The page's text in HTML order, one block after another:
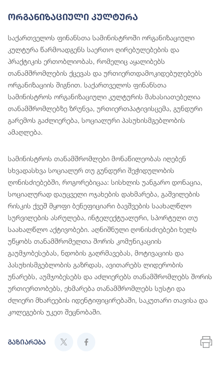
Ორგანიზაციული Კულტურა
საქართველოს ფინანსთა სამინისტროში ორგანიზაციული
კულტურა წარმოადგენს საერთო ღირებულებების და
პრაქტიკის ერთობლიობას, რომელიც აყალიბებს
თანამშრომლების ქცევას და ურთიერთდამოკიდებულებებს
ორგანიზაციის შიგნით. საქართველოს ფინანსთა
სამინისტროს ორგანიზაციული კულტურის მახასიათებელია
თანამშრომლებზე ზრუნვა, ურთიერთპატივისცემა, გუნდური
გარემოს გაძლიერება, სოციალური პასუხისმგებლობის
ამაღლება.
სამინისტროს თანამშრომლები მონაწილეობას იღებენ
სხვადასხვა სოციალურ თუ გუნდური შეჭიდულობის
ღონისძიებებში, როგორებიცაა: სისხლის უანგარო დონაცია,
სოციალურად დაუცველი ოჯახების დახმარება, გაშვილების
რისკის ქვეშ მყოფი ბენეფიციარი ბავშვების საახალწლო
სურვილების ასრულება, ინტელექტუალური, სპორტული თუ
საახალწლო აქტივობები. აღნიშნული ღონისძიებები ხელს
უწყობს თანამშრომელთა შორის კომუნიკაციის
გაუმჯობესებას, ნდობის გაღრმავებას, მოტივაციის და
პასუხისმგებლობის გაზრდას, ავითარებს ლიდერობის
უნარებს, აუმჯობესებს და აძლიერებს თანამშრომლებს შორის
ურთიერთობებს, ეხმარება თანამშრომლებს სუსტი და
ძლიერი მხარეების იდენტიფიცირებაში, საკუთარი თავისა და
კოლეგების უკეთ შეცნობაში.
გაზიარება